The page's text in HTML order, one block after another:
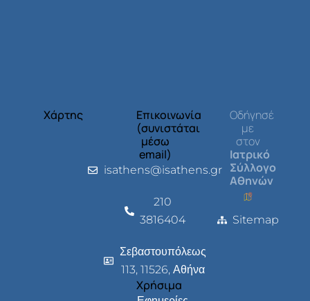
Χάρτης
Επικοινωνία
(συνιστάται
μέσω
email)
isathens@isathens.gr
210
3816404
Σεβαστουπόλεως
113, 11526, Αθήνα
Χρήσιμα
Οδήγησέ
με
στον
Ιατρικό
Σύλλογο
Αθηνών
Sitemap